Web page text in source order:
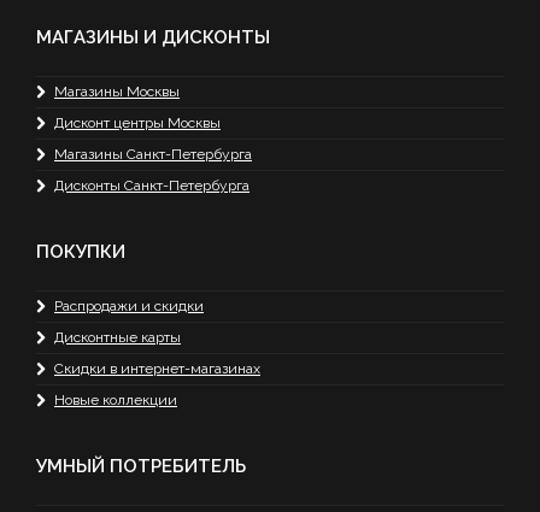
МАГАЗИНЫ И ДИСКОНТЫ
Магазины Москвы
Дисконт центры Москвы
Магазины Санкт-Петербурга
Дисконты Санкт-Петербурга
ПОКУПКИ
Распродажи и скидки
Дисконтные карты
Скидки в интернет-магазинах
Новые коллекции
УМНЫЙ ПОТРЕБИТЕЛЬ